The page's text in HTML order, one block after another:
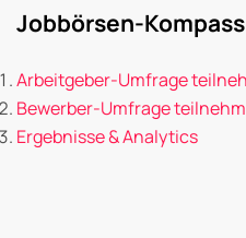
Jobbörsen-
Arbeitgeber-Umfrage
Bewerber-Umfrage
Ergebnisse & Analytics